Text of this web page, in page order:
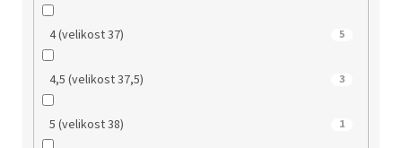
4 (velikost 37) 5
4,5 (velikost 37,5) 3
5 (velikost 38) 1